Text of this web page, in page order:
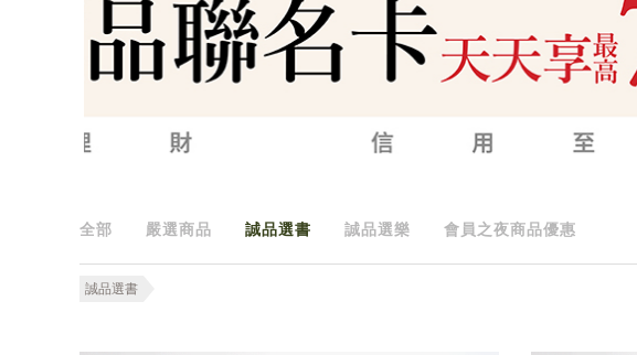
全部 嚴選商品 誠品選書 誠品選樂 會員之夜商品優惠
誠品選書